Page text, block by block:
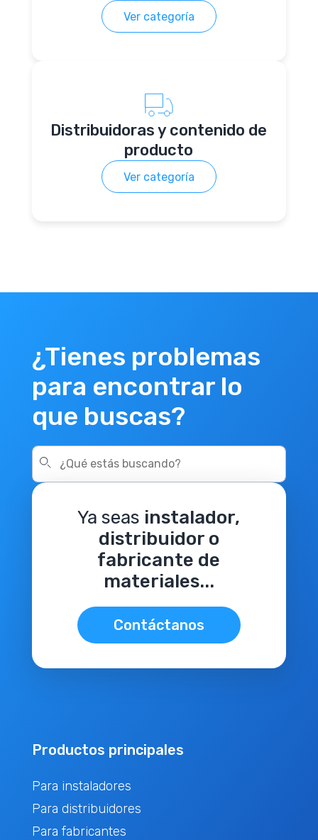
Ver categoría
Distribuidoras y contenido de
producto
Ver categoría
¿Tienes problemas
para encontrar lo
que buscas?
Ya seas instalador,
distribuidor o
fabricante de
materiales...
Contáctanos
Productos principales
Para instaladores
Para distribuidores
Para fabricantes